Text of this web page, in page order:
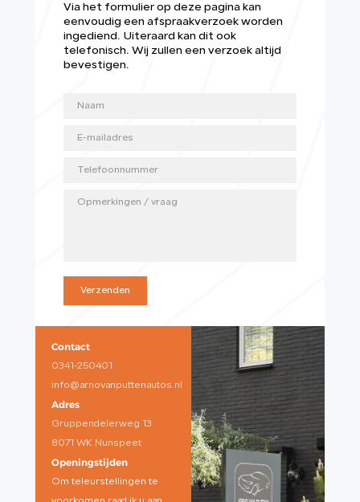
Via het formulier op deze pagina kan
eenvoudig een afspraakverzoek worden
ingediend. Uiteraard kan dit ook
telefonisch. Wij zullen een verzoek altijd
bevestigen.
Verzenden
Contact
0341-250401
info@arnovanputtenautos.nl
Adres
Gruppendelerweg 13
8071 WK Nunspeet
Openingstijden
Om teleurstellingen te